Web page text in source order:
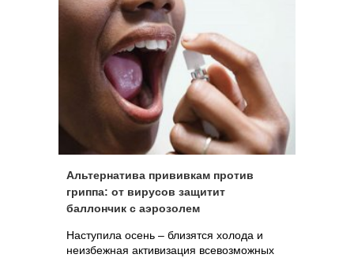
Альтернатива прививкам против
гриппа: от вирусов защитит
баллончик с аэрозолем
Наступила осень – близятся холода и
неизбежная активизация всевозможных